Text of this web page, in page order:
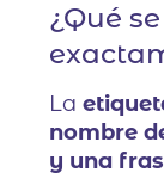
¿Qué
La
nombre
y una